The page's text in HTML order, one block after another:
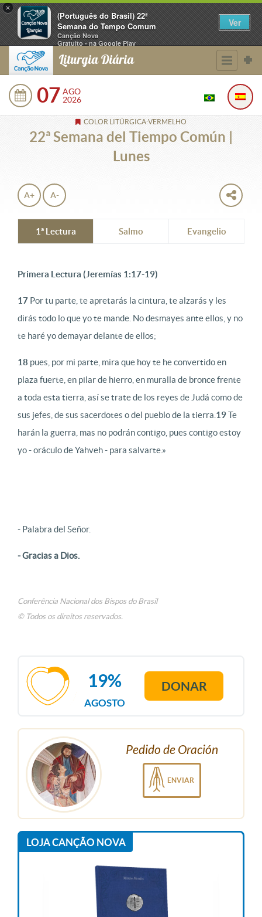
×
(Português do Brasil) 22ª
Semana do Tempo Comum
Canção Nova
Gratuito - na Google Play
Ver
Liturgia Diária
07 AGO
2026
COLOR LITÚRGICA:VERMELHO
22ª Semana del Tiempo Común |
Lunes
A+ A-
1ª Lectura Salmo Evangelio
Primera Lectura (Jeremías 1:17-19)
17 Por tu parte, te apretarás la cintura, te alzarás y les
dirás todo lo que yo te mande. No desmayes ante ellos, y no
te haré yo demayar delante de ellos;
18 pues, por mi parte, mira que hoy te he convertido en
plaza fuerte, en pilar de hierro, en muralla de bronce frente
a toda esta tierra, así se trate de los reyes de Judá como de
sus jefes, de sus sacerdotes o del pueblo de la tierra. 19Te
harán la guerra, mas no podrán contigo, pues contigo estoy
yo - oráculo de Yahveh - para salvarte.»
- Palabra del Señor.
- Gracias a Dios.
Conferência Nacional dos Bispos do Brasil
© Todos os direitos reservados.
AGOSTO
19% DONAR
Pedido de Oración
ENVIAR
LOJA CANÇÃO NOVA